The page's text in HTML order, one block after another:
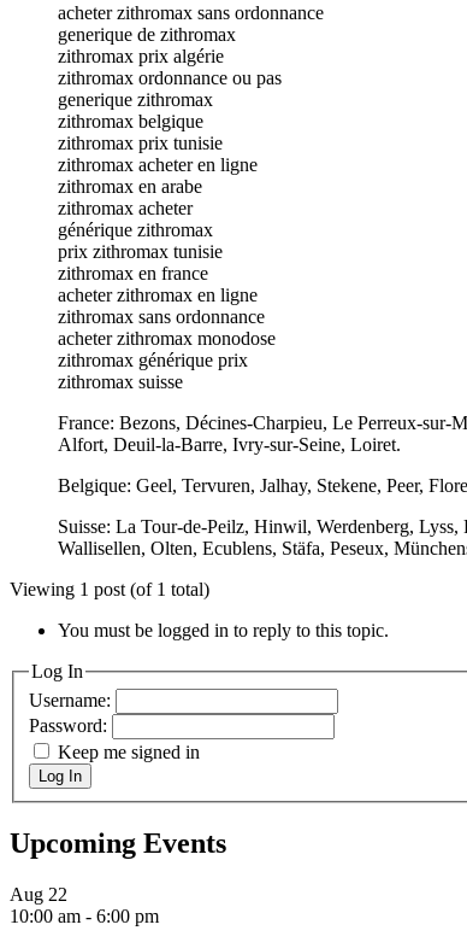
acheter zithromax sans ordonnance
generique de zithromax
zithromax prix algérie
zithromax ordonnance ou pas
generique zithromax
zithromax belgique
zithromax prix tunisie
zithromax acheter en ligne
zithromax en arabe
zithromax acheter
générique zithromax
prix zithromax tunisie
zithromax en france
acheter zithromax en ligne
zithromax sans ordonnance
acheter zithromax monodose
zithromax générique prix
zithromax suisse
France: Bezons, Décines-Charpieu, Le Perreux-sur-
Alfort, Deuil-la-Barre, Ivry-sur-Seine, Loiret.
Belgique: Geel, Tervuren, Jalhay, Stekene, Peer,
Suisse: La Tour-de-Peilz, Hinwil, Werdenberg,
Wallisellen, Olten, Ecublens, Stäfa, Peseux,
Viewing 1 post (of 1 total)
You must be logged in to reply to this topic.
Log In
Username:
Password:
Keep me signed in
Log In
Upcoming Events
Aug 22
10:00 am - 6:00 pm